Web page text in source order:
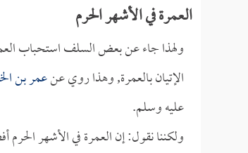
العمرة في الأشهر الحرم
ولهذا جاء عن بعض السلف استحباب
الإتيان بالعمرة, وهذا روي عنعمر بن
عليه وسلم.
ولكننا نقول: إن العمرة في الأشهر